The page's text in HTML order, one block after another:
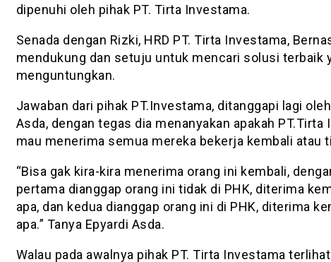
dipenuhi oleh pihak PT. Tirta Investama.
Senada dengan Rizki, HRD PT. Tirta Investama,
mendukung dan setuju untuk mencari solusi terbaik
menguntungkan.
Jawaban dari pihak PT.Investama, ditanggapi lagi
Asda, dengan tegas dia menanyakan apakah PT.Tirta
mau menerima semua mereka bekerja kembali atau
“Bisa gak kira-kira menerima orang ini kembali,
pertama dianggap orang ini tidak di PHK, diterima
apa, dan kedua dianggap orang ini di PHK, diterima
apa.” Tanya Epyardi Asda.
Walau pada awalnya pihak PT. Tirta Investama